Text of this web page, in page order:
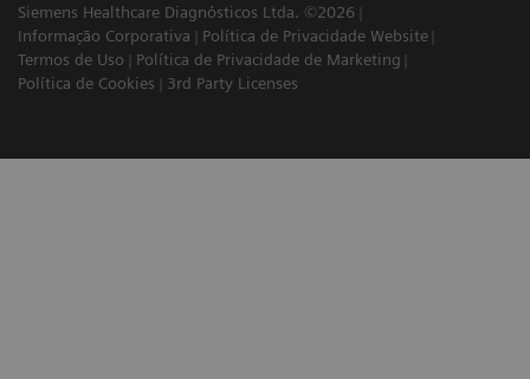
Siemens Healthcare Diagnósticos Ltda. ©2026
Informação Corporativa
Política de Privacidade Website
Termos de Uso
Política de Privacidade de Marketing
Política de Cookies
3rd Party Licenses